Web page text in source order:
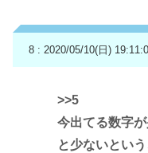
8 : 2020/05/10(日)
>>5
今出てる数字
と少ないとい